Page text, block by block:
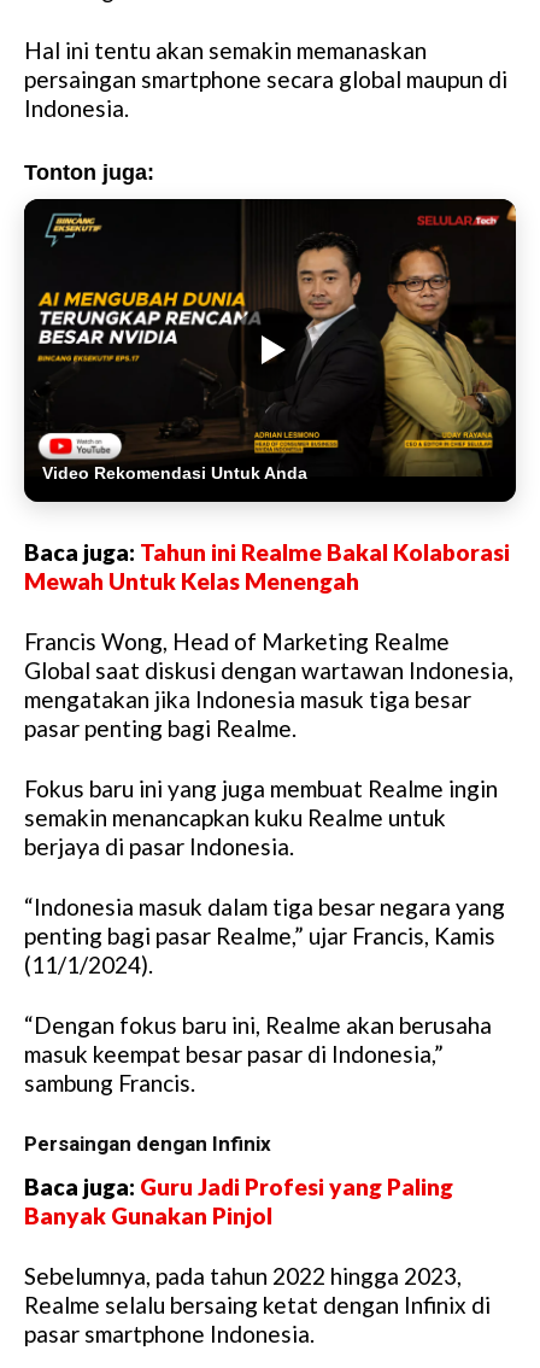
Hal ini tentu akan semakin memanaskan
persaingan smartphone secara global maupun di
Indonesia.
Tonton juga:
Video Rekomendasi Untuk Anda
Baca juga: Tahun ini Realme Bakal Kolaborasi
Mewah Untuk Kelas Menengah
Francis Wong, Head of Marketing Realme
Global saat diskusi dengan wartawan Indonesia,
mengatakan jika Indonesia masuk tiga besar
pasar penting bagi Realme.
Fokus baru ini yang juga membuat Realme ingin
semakin menancapkan kuku Realme untuk
berjaya di pasar Indonesia.
“Indonesia masuk dalam tiga besar negara yang
penting bagi pasar Realme,” ujar Francis, Kamis
(11/1/2024).
“Dengan fokus baru ini, Realme akan berusaha
masuk keempat besar pasar di Indonesia,”
sambung Francis.
Persaingan dengan Infinix
Baca juga: Guru Jadi Profesi yang Paling
Banyak Gunakan Pinjol
Sebelumnya, pada tahun 2022 hingga 2023,
Realme selalu bersaing ketat dengan Infinix di
pasar smartphone Indonesia.